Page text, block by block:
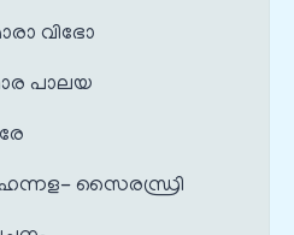
വിഭോ
പാലയ
സൈരന്ധ്രി